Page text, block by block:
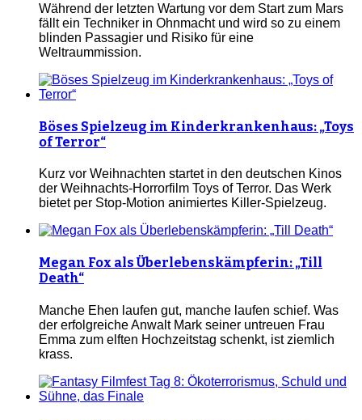
Während der letzten Wartung vor dem Start zum Mars
fällt ein Techniker in Ohnmacht und wird so zu einem
blinden Passagier und Risiko für eine
Weltraummission.
Böses Spielzeug im Kinderkrankenhaus: „Toys
of Terror“
Kurz vor Weihnachten startet in den deutschen Kinos
der Weihnachts-Horrorfilm Toys of Terror. Das Werk
bietet per Stop-Motion animiertes Killer-Spielzeug.
Megan Fox als Überlebenskämpferin: „Till
Death“
Manche Ehen laufen gut, manche laufen schief. Was
der erfolgreiche Anwalt Mark seiner untreuen Frau
Emma zum elften Hochzeitstag schenkt, ist ziemlich
krass.